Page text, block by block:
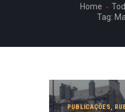
Home
Tag:
ENTREVISTAS
RUBRICAS
PUBLICAÇÕES,